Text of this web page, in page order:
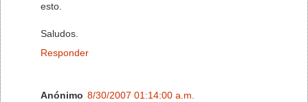
esto.
Saludos.
Responder
Anónimo 8/30/2007 01:14:00 a.m.